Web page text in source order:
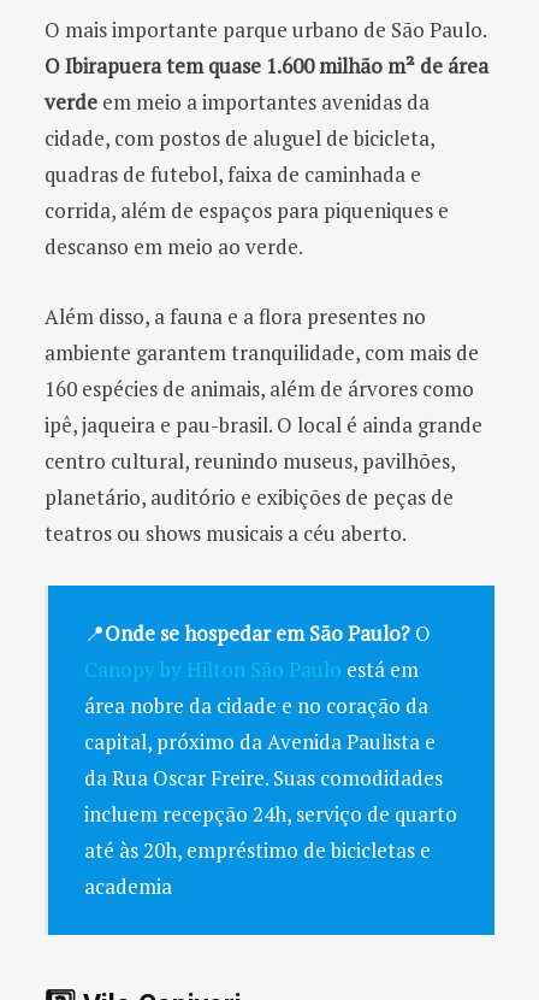
O mais importante parque urbano de São Paulo.
O Ibirapuera tem quase 1.600 milhão m² de área
verde em meio a importantes avenidas da
cidade, com postos de aluguel de bicicleta,
quadras de futebol, faixa de caminhada e
corrida, além de espaços para piqueniques e
descanso em meio ao verde.
Além disso, a fauna e a flora presentes no
ambiente garantem tranquilidade, com mais de
160 espécies de animais, além de árvores como
ipê, jaqueira e pau-brasil. O local é ainda grande
centro cultural, reunindo museus, pavilhões,
planetário, auditório e exibições de peças de
teatros ou shows musicais a céu aberto.
📍Onde se hospedar em São Paulo? O
Canopy by Hilton São Paulo está em
área nobre da cidade e no coração da
capital, próximo da Avenida Paulista e
da Rua Oscar Freire. Suas comodidades
incluem recepção 24h, serviço de quarto
até às 20h, empréstimo de bicicletas e
academia